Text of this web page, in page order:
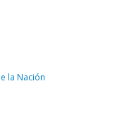
la Nación